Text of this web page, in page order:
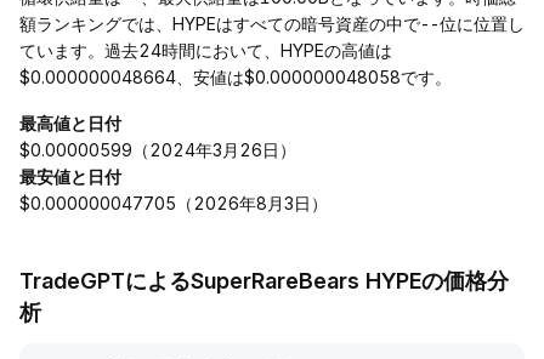
額ランキングでは、HYPEはすべての暗号資産の中で--位に位置し
ています。過去24時間において、HYPEの高値は
$0.000000048664、安値は$0.000000048058です。
最高値と日付
$0.00000599（2024年3月26日）
最安値と日付
$0.000000047705（2026年8月3日）
TradeGPTによるSuperRareBears HYPEの価格分
析